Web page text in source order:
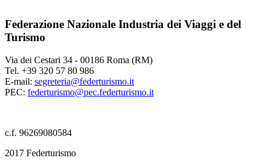
Federazione Nazionale Industria dei Viaggi e del
Turismo
Via dei Cestari 34 - 00186 Roma (RM)
Tel. +39 320 57 80 986
E-mail: segreteria@federturismo.it
PEC: federturismo@pec.federturismo.it
c.f. 96269080584
2017 Federturismo